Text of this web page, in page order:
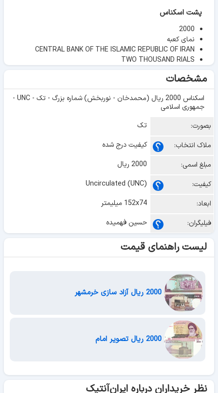
پشت اسکناس
2000
نمای کعبه
CENTRAL BANK OF THE ISLAMIC REPUBLIC OF IRAN
TWO THOUSAND RIALS
مشخصات
اسکناس 2000 ریال (محمدخان - نوربخش) شماره بزرگ - تک - UNC -
جمهوری اسلامی
بصورت:
تک
ملاک انتخاب:
کیفیت درج شده
مبلغ اسمی:
2000 ریال
کیفیت:
Uncirculated (UNC)
ابعاد:
152x74 میلیمتر
فیلیگران:
حسین فهمیده
لیست راهنمای قیمت
نظر خریداران درباره ایران‌آنتیک